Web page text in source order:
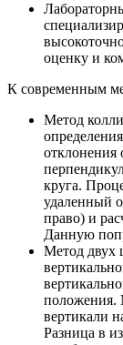
оценку и
К современным
Метод
отклонения
круга.
удаленный
право) и
Данную
Метод двух
положения.
вертикали
Разница в